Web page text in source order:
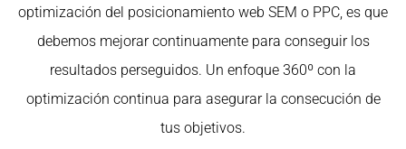
optimización del posicionamiento web SEM o PPC, es que
debemos mejorar continuamente para conseguir los
resultados perseguidos. Un enfoque 360º con la
optimización continua para asegurar la consecución de
tus objetivos.